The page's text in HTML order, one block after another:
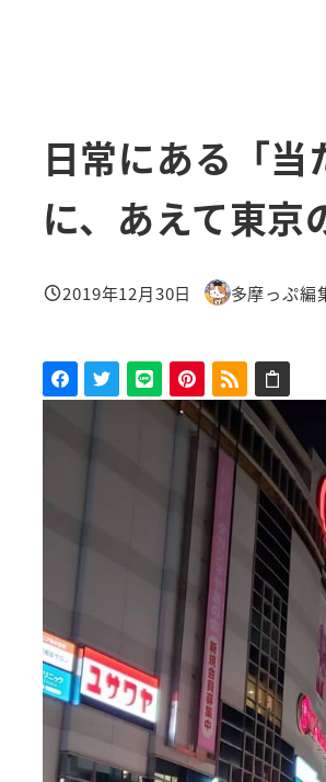
日常にある「
に、あえて東京
投稿日
2019年12月30日
著
多摩っぷ編